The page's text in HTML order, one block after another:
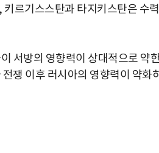
르기스스탄과 타지키스탄은 수
서방의 영향력이 상대적으로 약
쟁 이후 러시아의 영향력이 약화